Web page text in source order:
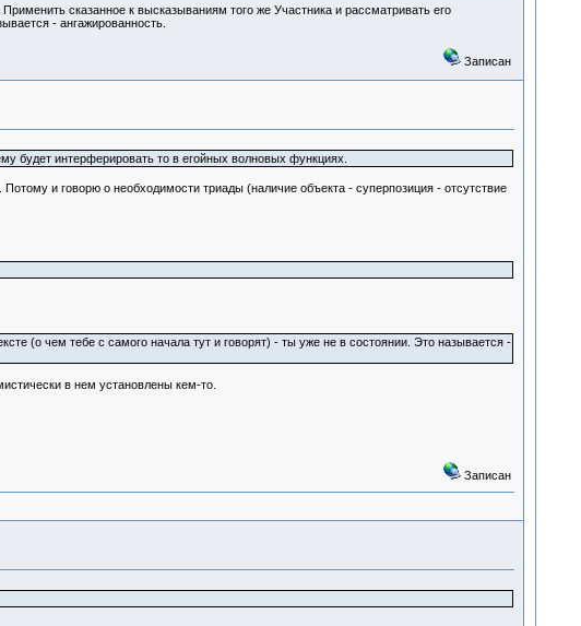
сказанное к высказываниям того же Участника и рассматривать его
- ангажированность.
Записан
будет интерферировать то в егойных волновых функциях.
и говорю о необходимости триады (наличие объекта - суперпозиция - отсутствие
(о чем тебе с самого начала тут и говорят) - ты уже не в состоянии. Это называется -
в нем установлены кем-то.
Записан